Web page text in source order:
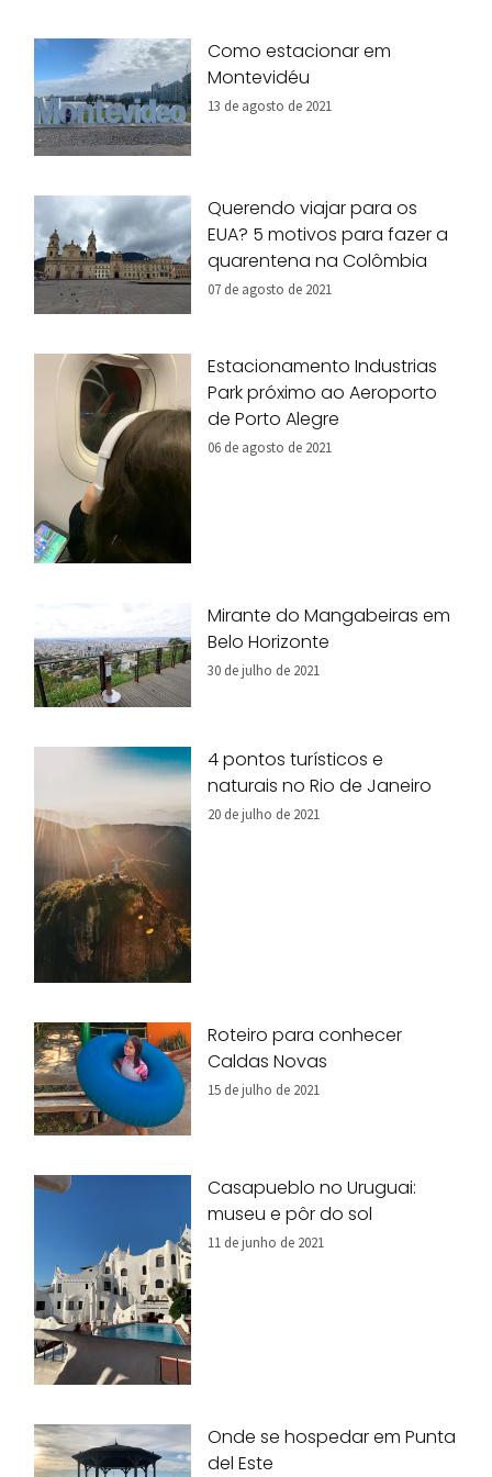
Como estacionar em
Montevidéu
13 de agosto de 2021
Querendo viajar para os
EUA? 5 motivos para fazer a
quarentena na Colômbia
07 de agosto de 2021
Estacionamento Industrias
Park próximo ao Aeroporto
de Porto Alegre
06 de agosto de 2021
Mirante do Mangabeiras em
Belo Horizonte
30 de julho de 2021
4 pontos turísticos e
naturais no Rio de Janeiro
20 de julho de 2021
Roteiro para conhecer
Caldas Novas
15 de julho de 2021
Casapueblo no Uruguai:
museu e pôr do sol
11 de junho de 2021
Onde se hospedar em Punta
del Este